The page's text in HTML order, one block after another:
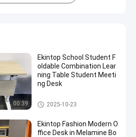
00:39
Ekintop School Student F
oldable Combination Lear
ning Table Student Meeti
ng Desk
εμπορικό γραφείο γραφείων
2025-10-23
Ekintop Fashion Modern O
ffice Desk in Melamine Bo